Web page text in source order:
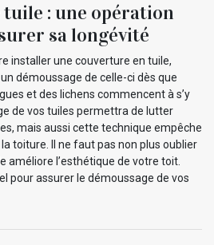
tuile : une opération
sa longévité
installer une couverture en tuile,
démoussage de celle-ci dès que
et des lichens commencent à s’y
de vos tuiles permettra de lutter
mais aussi cette technique empêche
toiture. Il ne faut pas non plus oublier
améliore l’esthétique de votre toit.
pour assurer le démoussage de vos